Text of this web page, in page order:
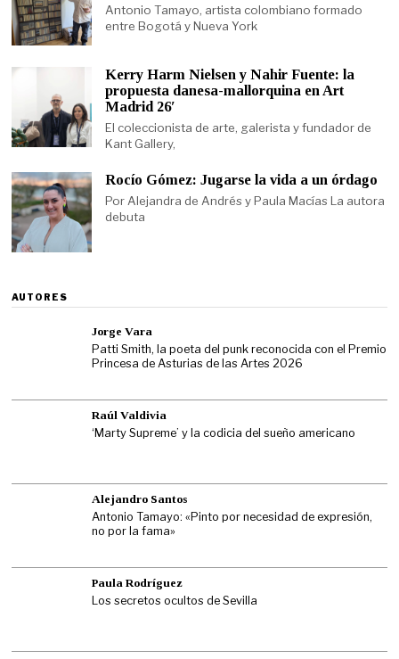
Antonio Tamayo, artista colombiano formado
entre Bogotá y Nueva York
Kerry Harm Nielsen y Nahir Fuente: la
propuesta danesa-mallorquina en Art
Madrid 26′
El coleccionista de arte, galerista y fundador de
Kant Gallery,
Rocío Gómez: Jugarse la vida a un órdago
Por Alejandra de Andrés y Paula Macías La autora
debuta
AUTORES
Jorge Vara
Patti Smith, la poeta del punk reconocida con el Premio
Princesa de Asturias de las Artes 2026
Raúl Valdivia
‘Marty Supreme’ y la codicia del sueño americano
Alejandro Santos
Antonio Tamayo: «Pinto por necesidad de expresión,
no por la fama»
Paula Rodríguez
Los secretos ocultos de Sevilla